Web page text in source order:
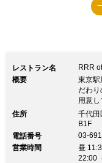
レストラン名
RRR
概要
東京駅
だわり
用意し
住所
千代田
B1F
電話番号
03-
営業時間
昼
22:00